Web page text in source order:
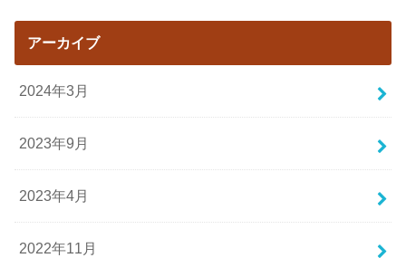
アーカイブ
2024年3月
2023年9月
2023年4月
2022年11月